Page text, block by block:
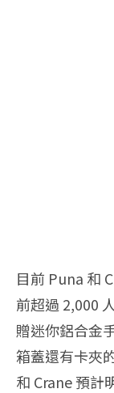
目前 Puna 和
前超過 2,000
贈迷你鋁合金
箱蓋還有卡夾
和 Crane 預計